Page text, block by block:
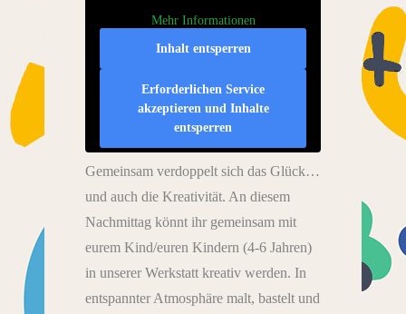
Mehr Informationen
Inhalt entsperren
Erforderlichen Service
akzeptieren und Inhalte
entsperren
Gemeinsam verdoppelt sich das Glück…
und auch die Kreativität. An diesem
Nachmittag könnt ihr gemeinsam mit
eurem Kind/euren Kindern (4-6 Jahren)
in unserer Werkstatt kreativ werden. In
entspannter Atmosphäre malt, bastelt und